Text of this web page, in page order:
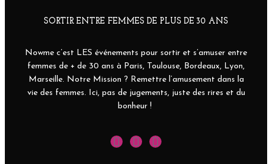
SORTIR ENTRE FEMMES DE PLUS DE 30 ANS
Nowme c’est LES événements pour sortir et s’amuser entre
femmes de + de 30 ans à Paris, Toulouse, Bordeaux, Lyon,
Marseille. Notre Mission ? Remettre l’amusement dans la
vie des femmes. Ici, pas de jugements, juste des rires et du
bonheur !